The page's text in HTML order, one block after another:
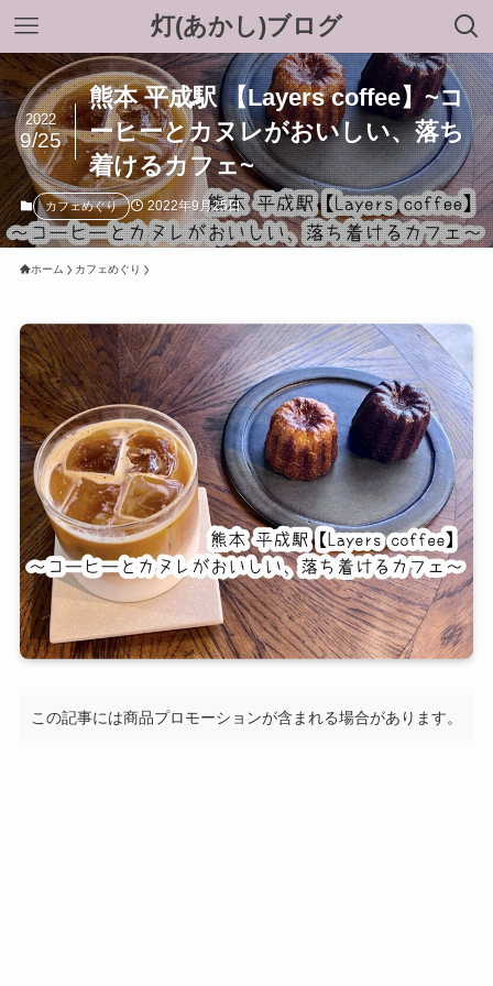
灯(あかし)ブログ
熊本 平成駅 【Layers coffee】~コ
ーヒーとカヌレがおいしい、落ち
着けるカフェ~
2022
9/25
カフェめぐり 2022年9月25日
ホーム カフェめぐり
この記事には商品プロモーションが含まれる場合があります。